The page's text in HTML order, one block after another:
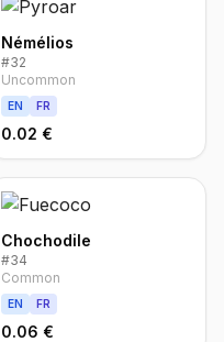
Némélios
#32
Uncommon
EN FR
0.02 €
Chochodile
#34
Common
EN FR
0.06 €